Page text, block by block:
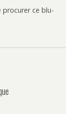
ce blu-